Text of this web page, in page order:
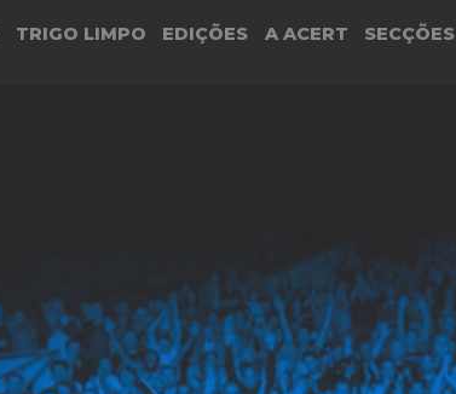
TRIGO LIMPO EDIÇÕES A ACERT SECÇÕES